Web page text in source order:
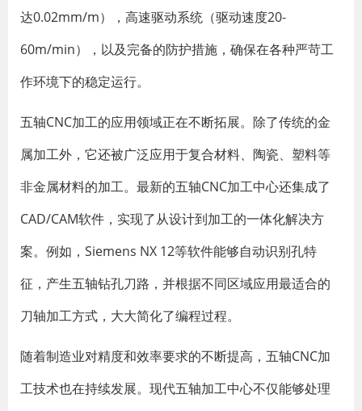
达0.02mm/m），高速驱动系统（驱动速度20-
60m/min），以及完备的防护措施，确保在各种严苛工
作环境下的稳定运行。
五轴CNC加工的应用领域正在不断拓展。除了传统的金
属加工外，它还被广泛应用于复合材料、陶瓷、塑料等
非金属材料的加工。最新的五轴CNC加工中心还集成了
CAD/CAM软件，实现了从设计到加工的一体化解决方
案。例如，Siemens NX 12等软件能够自动识别孔特
征，产生五轴钻孔刀路，并根据不同区域应用最适合的
刀轴加工方式，大大简化了编程过程。
随着制造业对精度和效率要求的不断提高，五轴CNC加
工技术也在持续发展。现代五轴加工中心不仅能够处理